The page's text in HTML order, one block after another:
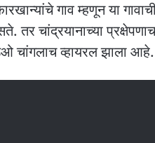
गाव म्हणून या
तर चांद्रयानाच्या
चांगलाच व्हायरल झाला आहे.